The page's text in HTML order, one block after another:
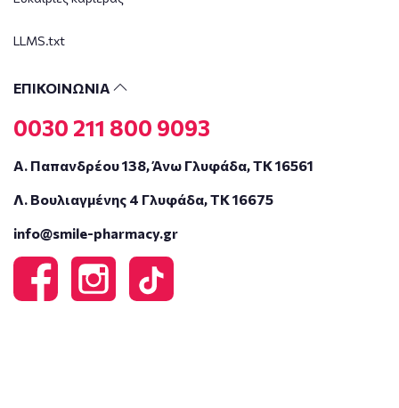
LLMS.txt
ΕΠΙΚΟΙΝΩΝΙΑ
0030 211 800 9093
Α. Παπανδρέου 138, Άνω Γλυφάδα, ΤΚ 16561
Λ. Βουλιαγμένης 4 Γλυφάδα, ΤΚ 16675
info@smile-pharmacy.gr